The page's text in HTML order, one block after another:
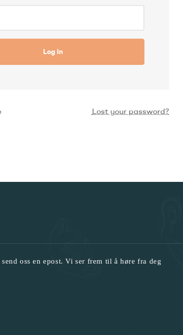
Log in
Lost your password?
oss en epost. Vi ser frem til å høre fra deg